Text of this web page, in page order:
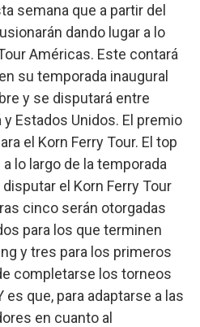
semana que a partir del
dando lugar a lo
Américas. Este contará
su temporada inaugural
y se disputará entre
y Estados Unidos. El premio
el Korn Ferry Tour. El top
lo largo de la temporada
el Korn Ferry Tour
cinco serán otorgadas
para los que terminen
y tres para los primeros
completarse los torneos
que, para adaptarse a las
en cuanto al